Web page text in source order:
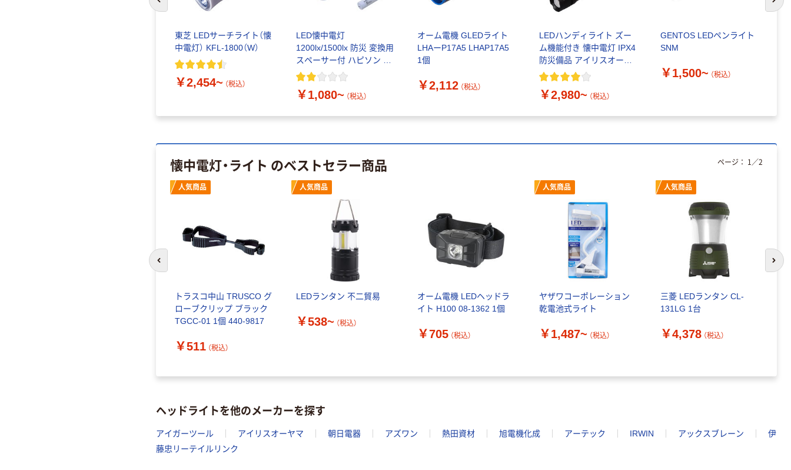
東芝 LEDサーチライト（懐
中電灯） KFL-1800（W）
￥2,454~ （税込）
LED懐中電灯
1200lx/1500lx 防災 変換用
スペーサー付 ハピソン 単
1でも単3でも使える 電池
￥1,080~ （税込）
オーム電機 GLEDライト
LHAーP17A5 LHAP17A5
1個
￥2,112 （税込）
LEDハンディライト ズー
ム機能付き 懐中電灯 IPX4
防災備品 アイリスオーヤ
マ LWK
￥2,980~ （税込）
GENTOS LEDペンライト
SNM
￥1,500~ （税込）
前のスライドへ 次
懐中電灯・ライト のベストセラー商品
人気商品
トラスコ中山 TRUSCO グ
ローブクリップ ブラック
TGCC-01 1個 440-9817
￥511 （税込）
人気商品
LEDランタン 不二貿易
￥538~ （税込）
オーム電機 LEDヘッドラ
イト H100 08-1362 1個
￥705 （税込）
人気商品
ヤザワコーポレーション
乾電池式ライト
￥1,487~ （税込）
人気商品
三菱 LEDランタン CL-
131LG 1台
￥4,378 （税込）
ページ： 1 ／2
次
ヘッドライトを他のメーカーを探す
アイガーツール アイリスオーヤマ 朝日電器 アズワン 熱田資材 旭電機化成 アーテック IRWIN アックスブレーン
伊
藤忠リーテイルリンク